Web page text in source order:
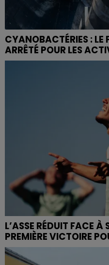
CYANOBACTÉRIES : LE
ARRÊTÉ POUR LES
L’ASSE RÉDUIT FACE À
PREMIÈRE VICTOIRE